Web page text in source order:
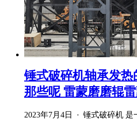
锤式破碎机轴承发
那些呢 雷蒙磨磨辊
2023年7月4日 · 锤式破碎机